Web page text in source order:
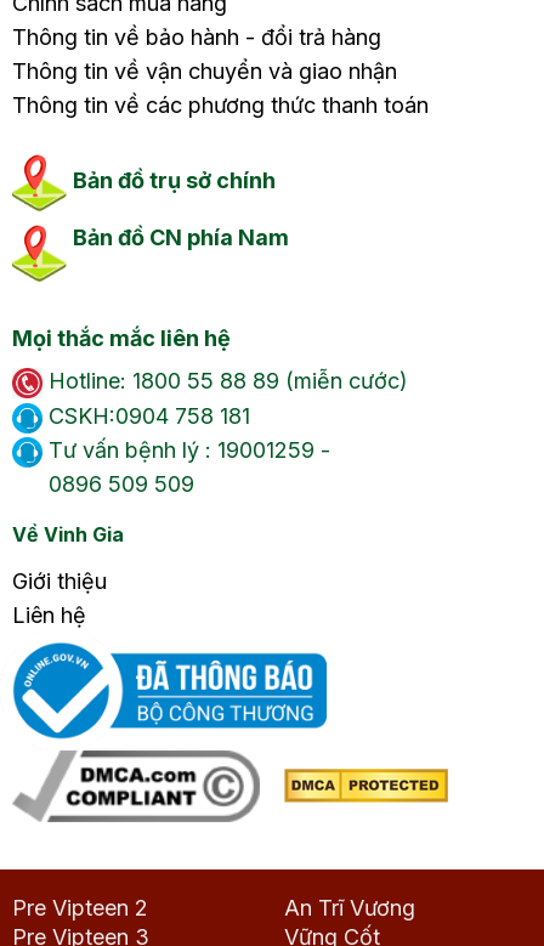
Thông tin về bảo hành - đổi trả hàng
Thông tin về vận chuyển và giao nhận
Thông tin về các phương thức thanh toán
Bản đồ trụ sở chính
Bản đồ CN phía Nam
Mọi thắc mắc liên hệ
Hotline: 1800 55 88 89 (miễn cước)
CSKH:0904 758 181
Tư vấn bệnh lý : 19001259 -
0896 509 509
Về Vinh Gia
Giới thiệu
Liên hệ
Pre Vipteen 2
Pre Vipteen 3
An Trĩ Vương
Vững Cốt